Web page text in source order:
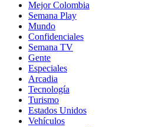
Mejor Colombia
Semana Play
Mundo
Confidenciales
Semana TV
Gente
Especiales
Arcadia
Tecnología
Turismo
Estados Unidos
Vehículos